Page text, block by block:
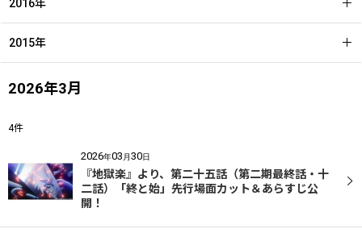
2026年3月
4件
2026年03 月30日
『地獄楽』より、第二十五話（第二期最終話・十
二話）「終と始」先行場面カット＆あらすじ公
開！
2016年
2015年